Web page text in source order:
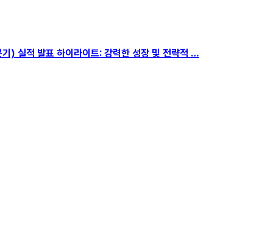
적 발표 하이라이트: 강력한 성장 및 전략적 …